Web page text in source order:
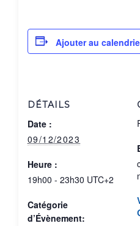
Ajouter au
DÉTAILS
Date :
09/12/2023
Heure :
19h00 - 23h30 UTC+2
Catégorie
d’Évènement: